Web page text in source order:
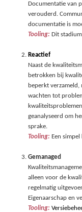
Documentatie van
verouderd.
documentatie is
Tooling: Dit
Reactief
Naast de
betrokken bij
beperkt verzameld,
wachten tot
geanalyseerd om
sprake.
Tooling: Een
Gemanaged
alleen voor de
regelmatig
Eigenaarschap en
Tooling: